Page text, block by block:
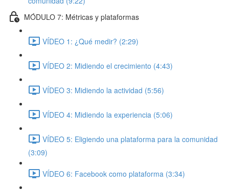
MÓDULO 7: Métricas y plataformas
VÍDEO 1: ¿Qué medir? (2:29)
VÍDEO 2: Midiendo el crecimiento (4:43)
VÍDEO 3: Midiendo la actividad (5:56)
VÍDEO 4: Midiendo la experiencia (5:06)
VÍDEO 5: Eligiendo una plataforma para la comunidad
(3:09)
VÍDEO 6: Facebook como plataforma (3:34)